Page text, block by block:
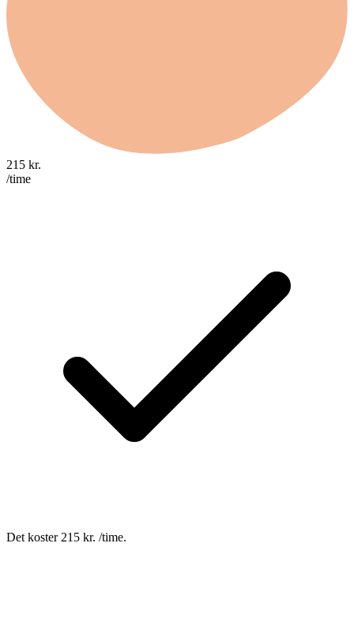
215 kr.
/time
Det koster 215 kr. /time.